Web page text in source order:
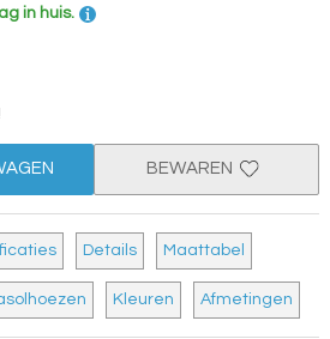
in huis.
BEWAREN
Details Maattabel
Kleuren Afmetingen